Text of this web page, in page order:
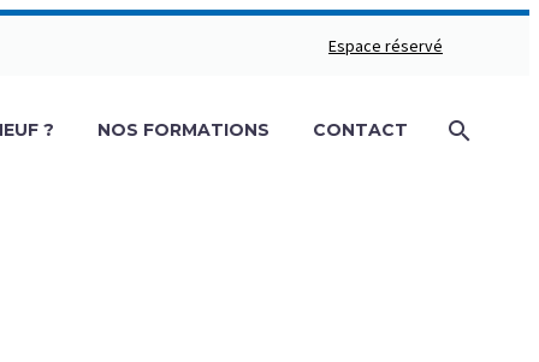
Espace réservé
? NOS FORMATIONS CONTACT